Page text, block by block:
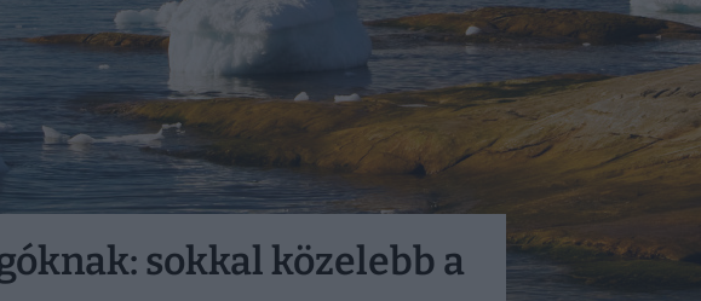
sokkal közelebb a